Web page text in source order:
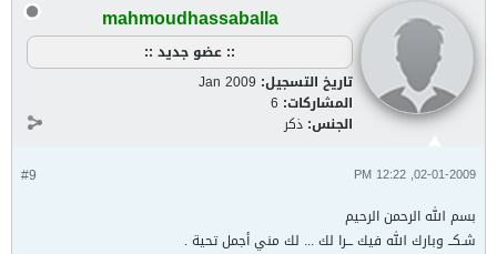
mahmoudhassaballa
:: عضو جديد ::
تاريخ التسجيل: Jan 2009
المشاركات: 6
الجنس: ذكر
#9 02-01-2009, 12:22 PM
بسم الله الرحمن الرحيم
شـكــ وبارك الله فيك ـــرا لك ... لك مني أجمل تحية .